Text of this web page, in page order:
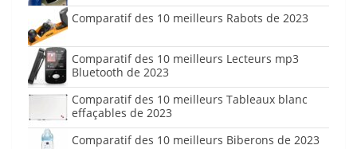
Comparatif des 10 meilleurs Rabots de 2023
Comparatif des 10 meilleurs Lecteurs mp3
Bluetooth de 2023
Comparatif des 10 meilleurs Tableaux blanc
effaçables de 2023
Comparatif des 10 meilleurs Biberons de 2023